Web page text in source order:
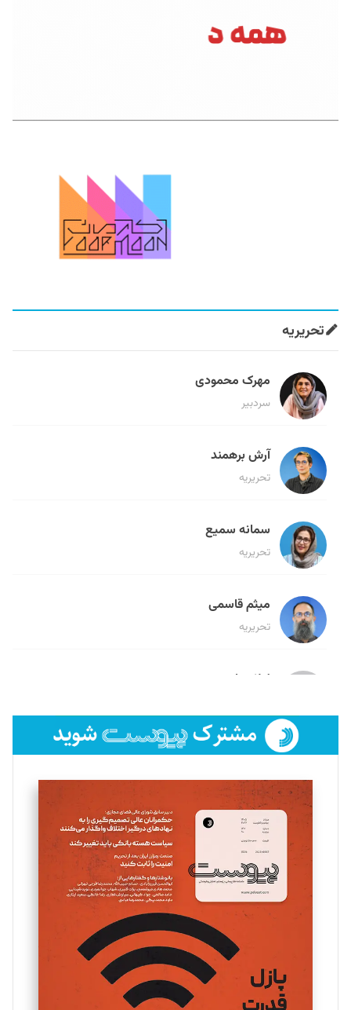
تحریریه
مهرک محمودی
سردبیر
آرش برهمند
تحریریه
سمانه سمیع
تحریریه
میثم قاسمی
تحریریه
لیلا حنارود
فائزه فتحی رستمی
تحریریه
سروش کرمیان
تحریریه
مینا پاکدل
یسنا امان‌پور
تحریریه